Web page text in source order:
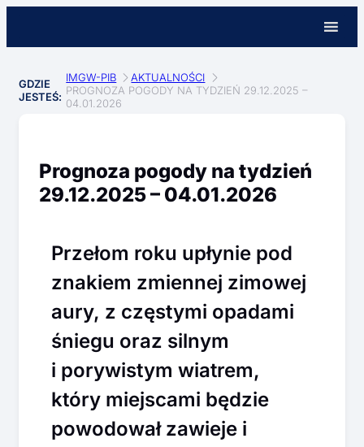
GDZIE
JESTEŚ:
IMGW-PIB
AKTUALNOŚCI
PROGNOZA POGODY NA TYDZIEŃ 29.12.2025 –
04.01.2026
Prognoza pogody na tydzień
29.12.2025 – 04.01.2026
Przełom roku upłynie pod
znakiem zmiennej zimowej
aury, z częstymi opadami
śniegu oraz silnym
i porywistym wiatrem,
który miejscami będzie
powodował zawieje i